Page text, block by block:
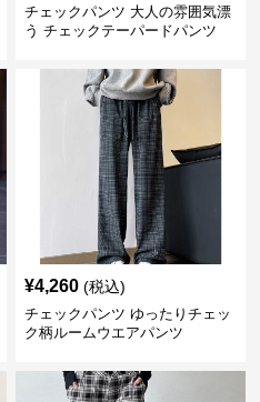
チェックパンツ 大人の雰囲気漂
う チェックテーパードパンツ
¥4,260 (税込)
チェックパンツ ゆったりチェッ
ク柄ルームウエアパンツ